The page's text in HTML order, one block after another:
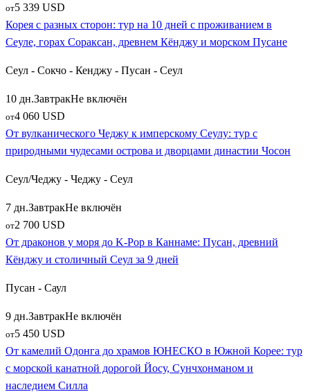
от5 339 USD
Корея с разных сторон: тур на 10 дней с проживанием в
Сеуле, горах Сораксан, древнем Кёнджу и морском Пусане
Сеул - Сокчо - Кенджу - Пусан - Сеул
10 дн.ЗавтракНе включён
от4 060 USD
От вулканического Чеджу к имперскому Сеулу: тур с
природными чудесами острова и дворцами династии Чосон
Сеул/Чеджу - Чеджу - Сеул
7 дн.ЗавтракНе включён
от2 700 USD
От драконов у моря до K-Pop в Каннаме: Пусан, древний
Кёнджу и столичный Сеул за 9 дней
Пусан - Саул
9 дн.ЗавтракНе включён
от5 450 USD
От камелий Одонга до храмов ЮНЕСКО в Южной Корее: тур
с морской канатной дорогой Йосу, Сунчхонманом и
наследием Силла